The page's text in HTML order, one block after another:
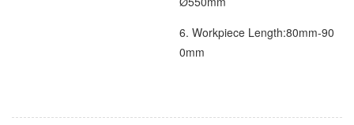
6. Workpiece Length:80mm-90
0mm